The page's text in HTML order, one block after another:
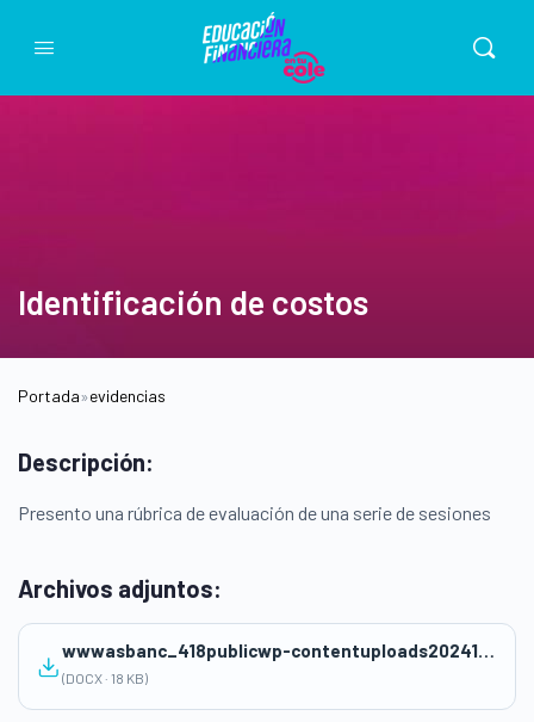
Identificación de costos
Portada»evidencias
Descripción:
Presento una rúbrica de evaluación de una serie de sesiones
Archivos adjuntos:
wwwasbanc_418publicwp-contentuploads202411Rubrica-para-evaluar-la-HOJA-DE-COSTO-Y-DOP.docx
(DOCX · 18 KB)